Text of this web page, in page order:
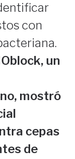
con
un
mostró
cepas
de